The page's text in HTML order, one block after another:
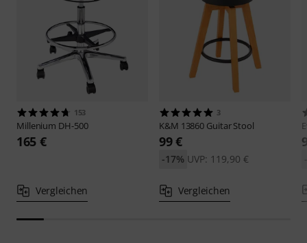
153
Millenium DH-500
165 €
Vergleichen
3
K&M 13860 Guitar Stool
99 €
UVP: 119,90 €
-17%
Vergleichen